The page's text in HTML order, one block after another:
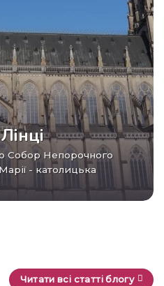
- католицька
Читати всі статті блогу